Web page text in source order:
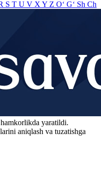
S T U V X Y Z O‘ G‘ Sh Ch
yaratildi.
aniqlash va tuzatishga